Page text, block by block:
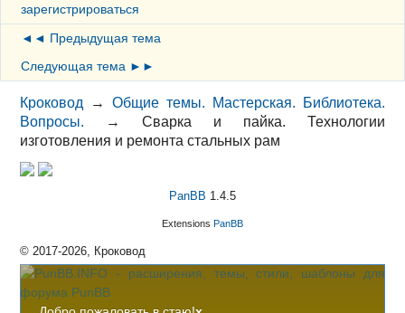
зарегистрироваться
◄◄ Предыдущая тема
Следующая тема ►►
Кроковод →Общие темы. Мастерская. Библиотека.
Вопросы.
→Сварка и пайка. Технологии
изготовления и ремонта стальных рам
PanBB 1.4.5
Extensions PanBB
© 2017-2026, Кроковод